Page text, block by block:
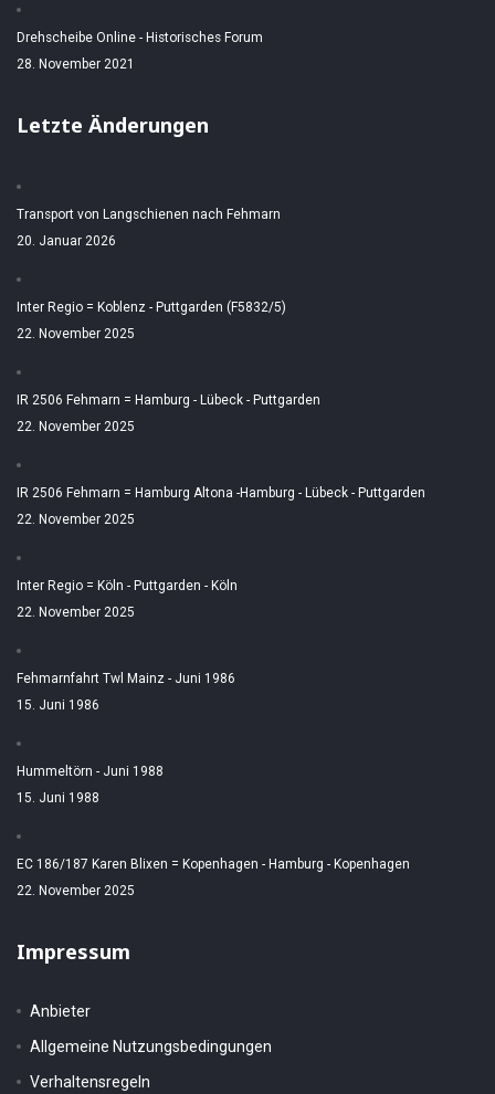
Drehscheibe Online - Historisches Forum
28. November 2021
Letzte Änderungen
Transport von Langschienen nach Fehmarn
20. Januar 2026
Inter Regio = Koblenz - Puttgarden (F5832/5)
22. November 2025
IR 2506 Fehmarn = Hamburg - Lübeck - Puttgarden
22. November 2025
IR 2506 Fehmarn = Hamburg Altona -Hamburg - Lübeck - Puttgarden
22. November 2025
Inter Regio = Köln - Puttgarden - Köln
22. November 2025
Fehmarnfahrt Twl Mainz - Juni 1986
15. Juni 1986
Hummeltörn - Juni 1988
15. Juni 1988
EC 186/187 Karen Blixen = Kopenhagen - Hamburg - Kopenhagen
22. November 2025
Impressum
Anbieter
Allgemeine Nutzungsbedingungen
Verhaltensregeln